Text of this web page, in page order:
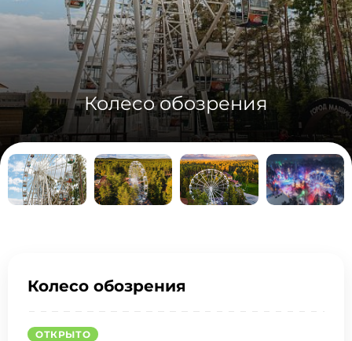
Колесо обозрения
Колесо обозрения
ОТКРЫТО